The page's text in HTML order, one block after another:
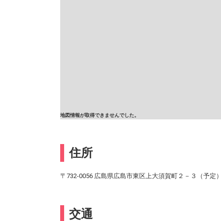
地図情報が取得できませんでした。
住所
〒732-0056 広島県広島市東区上大須賀町２－３（予定
交通